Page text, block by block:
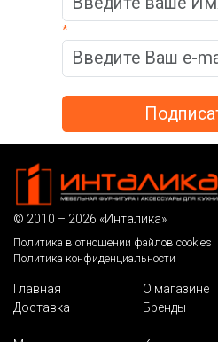
*
© 2010 – 2026 «Инталика»
Политика в отношении файлов cookies
Политика конфиденциальности
Главная О магазине
Доставка
Бренды